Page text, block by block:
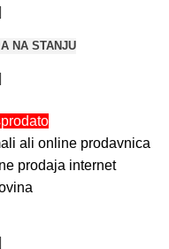
NA STANJU